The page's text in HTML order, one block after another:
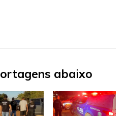
abaixo